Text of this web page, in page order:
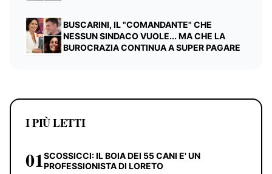
BUSCARINI, IL "COMANDANTE" CHE
NESSUN SINDACO VUOLE... MA CHE LA
BUROCRAZIA CONTINUA A SUPER PAGARE
I PIÙ LETTI
01SCOSSICCI: IL BOIA DEI 55 CANI E' UN
PROFESSIONISTA DI LORETO